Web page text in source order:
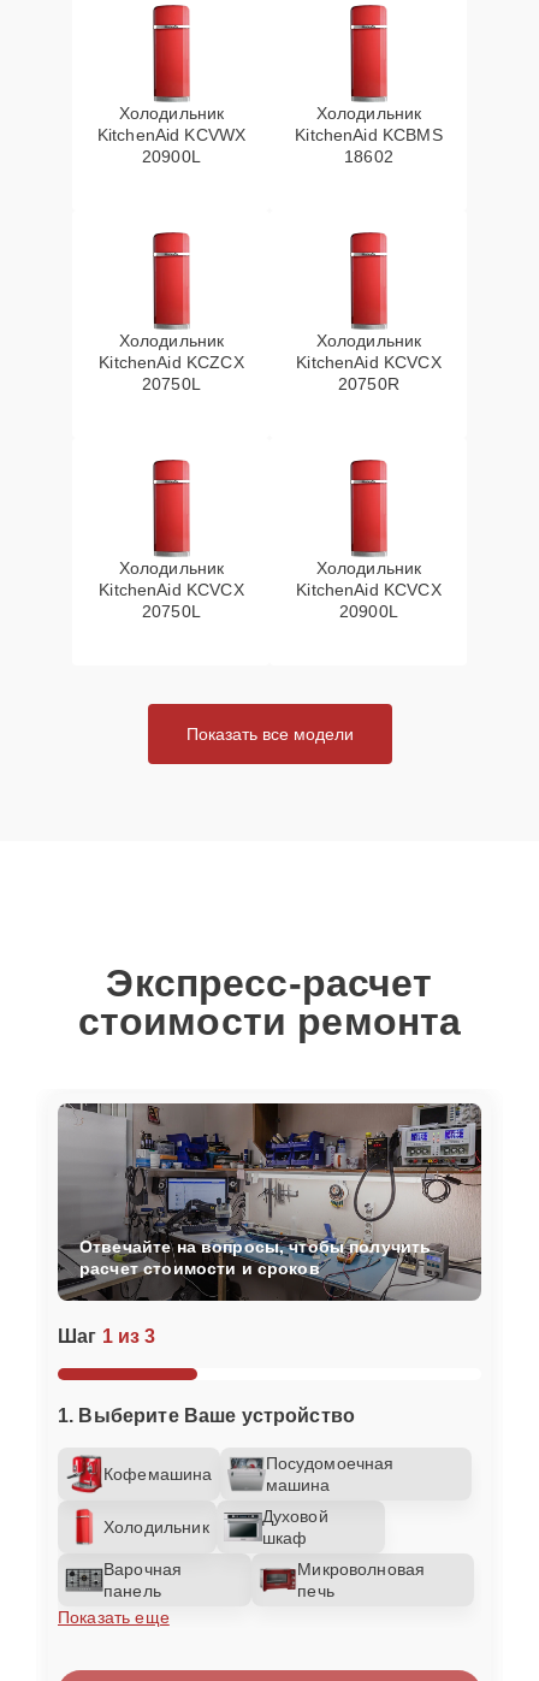
Холодильник
KitchenAid KCVWX
20900L
Холодильник
KitchenAid KCBMS
18602
Холодильник
KitchenAid KCZCX
20750L
Холодильник
KitchenAid KCVCX
20750R
Холодильник
KitchenAid KCVCX
20750L
Холодильник
KitchenAid KCVCX
20900L
Показать все модели
Экспресс-расчет
стоимости ремонта
Шаг 1 из 3
1. Выберите Ваше устройство
Кофемашина
Посудомоечная
машина
Холодильник
Духовой
шкаф
Варочная
панель
Микроволновая
печь
Показать еще
Отвечайте на вопросы, чтобы получить
расчет стоимости и сроков